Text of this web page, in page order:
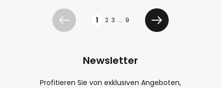
Zurück 1 2 3 ... 9
Weiter
Newsletter
Profitieren Sie von exklusiven Angeboten,